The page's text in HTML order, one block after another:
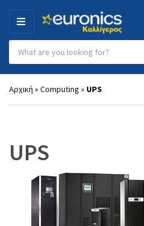
MENU
Category name
Αρχική » Computing » UPS
UPS